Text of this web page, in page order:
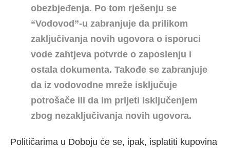
obezbjeđenja. Po tom rješenju se
“Vodovod”-u zabranjuje da prilikom
zaključivanja novih ugovora o isporuci
vode zahtjeva potvrde o zaposlenju i
ostala dokumenta. Takođe se zabranjuje
da iz vodovodne mreže isključuje
potrošače ili da im prijeti isključenjem
zbog nezaključivanja novih ugovora.
Političarima u Doboju će se, ipak, isplatiti kupovina